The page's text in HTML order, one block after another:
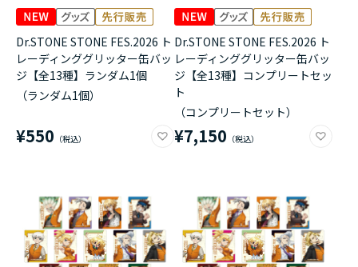
Dr.STONE STONE FES.2026 ト
レーディンググリッター缶バッ
ジ【全13種】ランダム1個
（ランダム1個）
¥550
Dr.STONE STONE FES.2026 ト
レーディンググリッター缶バッ
ジ【全13種】コンプリートセッ
ト
（コンプリートセット）
¥7,150